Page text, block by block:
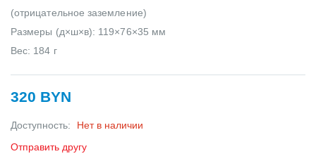
(отрицательное заземление)
Размеры (д×ш×в): 119×76×35 мм
Вес: 184 г
320 BYN
Доступность:
Нет в наличии
Отправить другу